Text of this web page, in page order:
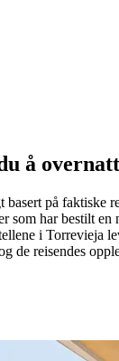
å
basert på faktiske
som har bestilt en
i Torrevieja
de reisendes